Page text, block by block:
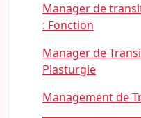
Manager de
: Fonction
Manager de
Plasturgie
Management de